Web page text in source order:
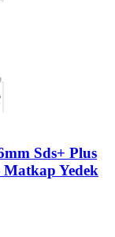
Sds+ Plus
Yedek